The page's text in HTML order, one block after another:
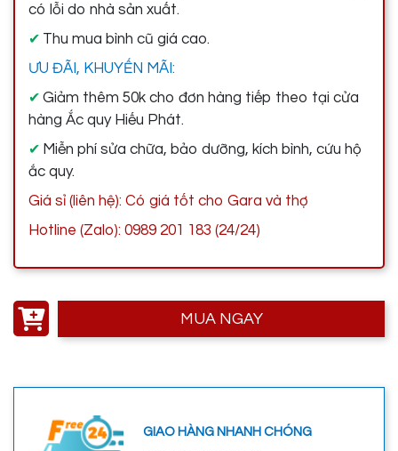
có lỗi do nhà sản xuất.
✔ Thu mua bình cũ giá cao.
ƯU ĐÃI, KHUYẾN MÃI:
✔ Giảm thêm 50k cho đơn hàng tiếp theo tại cửa
hàng Ắc quy Hiếu Phát.
✔ Miễn phí sửa chữa, bảo dưỡng, kích bình, cứu hộ
ắc quy.
Giá sỉ (liên hệ): Có giá tốt cho Gara và thợ
Hotline (Zalo): 0989 201 183 (24/24)
MUA NGAY
GIAO HÀNG NHANH CHÓNG